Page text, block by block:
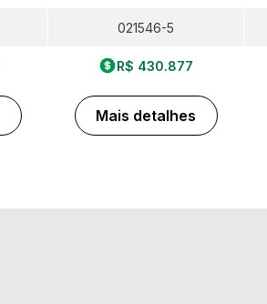
021546-5
R$ 430.877
Mais detalhes